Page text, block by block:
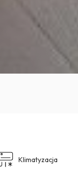
Klimatyzacja